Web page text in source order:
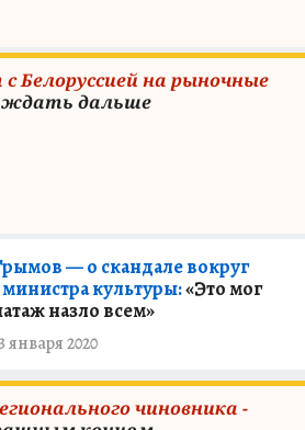
Белоруссией на рыночные
ждать дальше
— о скандале вокруг
культуры:«Это мог
назло всем»
января 2020
чиновника -